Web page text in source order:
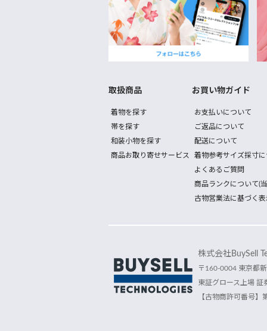
取扱商品
着物を探す
帯を探す
和装小物を探す
商品お取り寄せサービス
お買い物ガイド
お支払いについて
ご返品について
配送について
着物参考サイズ採寸に
よくあるご質問
商品ランクについて(
古物営業法に基づく表
株式会社BuySell
〒160-0004 東京都
東証グロース上場 証
【古物商許可番号